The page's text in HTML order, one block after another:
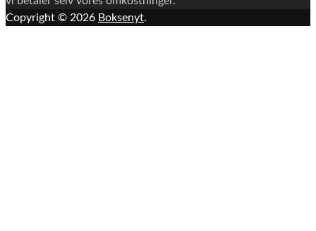
Copyright © 2026 Boksenyt.